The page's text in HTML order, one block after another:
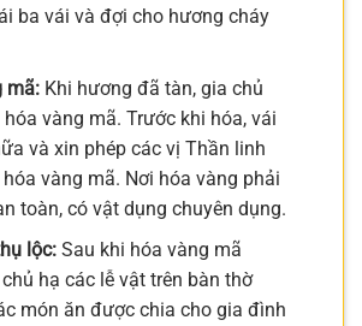
ba vái và đợi cho hương cháy
mã:Khi hương đã tàn, gia chủ
vàng mã. Trước khi hóa, vái
và xin phép các vị Thần linh
vàng mã. Nơi hóa vàng phải
toàn, có vật dụng chuyên dụng.
lộc:Sau khi hóa vàng mã
hạ các lễ vật trên bàn thờ
món ăn được chia cho gia đình